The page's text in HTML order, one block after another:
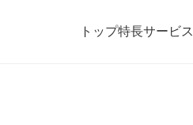
トップ特長サービス